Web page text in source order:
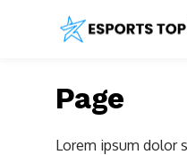
Page
Lorem ipsum dolor